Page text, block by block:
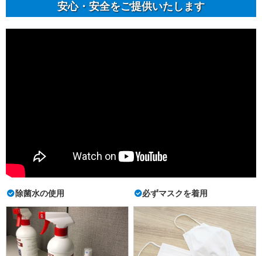
安⼼・安全をご提供いたします
除菌水の使用 必ずマスクを着用